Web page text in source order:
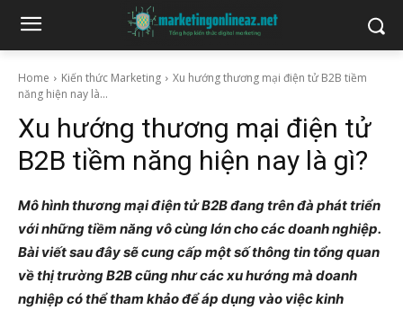
Home Kiến thức Marketing
Xu hướng thương mại điện tử B2B tiềm
năng hiện nay là...
Xu hướng thương mại điện tử
B2B tiềm năng hiện nay là gì?
Mô hình thương mại điện tử B2B đang trên đà phát triển
với những tiềm năng vô cùng lớn cho các doanh nghiệp.
Bài viết sau đây sẽ cung cấp một số thông tin tổng quan
về thị trường B2B cũng như các xu hướng mà doanh
nghiệp có thể tham khảo để áp dụng vào việc kinh